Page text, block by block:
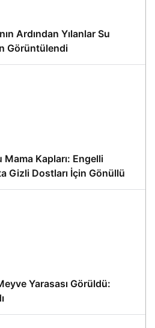
Ardından Yılanlar Su
Görüntülendi
Mama Kapları: Engelli
Gizli Dostları İçin Gönüllü
Yarasası Görüldü: